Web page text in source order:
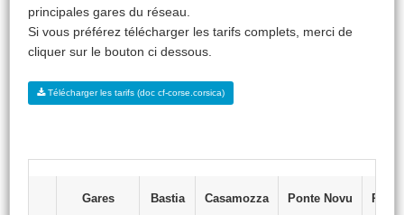
principales gares du réseau.
Si vous préférez télécharger les tarifs complets, merci de
cliquer sur le bouton ci dessous.
Télécharger les tarifs (doc cf-corse.corsica)
Gares Bastia Casamozza Ponte Novu